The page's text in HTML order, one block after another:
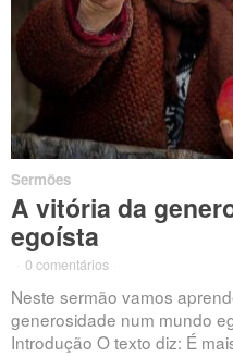
Sermões
A vitória da
egoísta
0 comentários
Neste sermão vamos
generosidade num mundo
Introdução O texto diz: É